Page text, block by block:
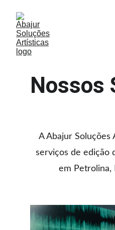
Nossos
A Abajur
serviços de edição
em Petrolina,